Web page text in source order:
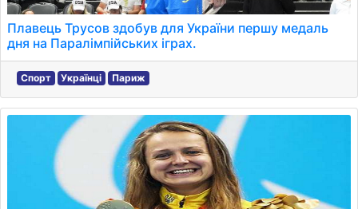
Плавець Трусов здобув для України першу медаль
дня на Паралімпійських іграх.
Спорт Українці Париж